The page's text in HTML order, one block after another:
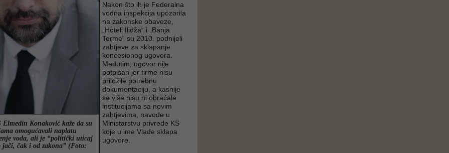
Konaković kaže da su
omogućavali naplatu
voda, ali je “politički uticaj
jači, čak i od zakona” (Foto:
Nakon što ih je Federalna
vodna inspekcija upozorila
na zakonske obaveze,
„Hoteli Ilidža“ i „Banja
Terme“ su 2010. podnijeli
zahtjeve za sklapanje
koncesionog ugovora.
Međutim, ugovor nije
potpisan jer firme nisu
priložile potrebnu
dokumentaciju, a kasnije
se više nisu ni obraćale
institucijama sa novim
zahtjevima, navode u
Ministarstvu privrede KS
koje u ime Vlade sklapa
ugovore.